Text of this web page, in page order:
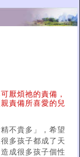
厭煩祂的責備，
責備所喜愛的兒
不貴多」，希望
多孩子都成了天
成很多孩子個性